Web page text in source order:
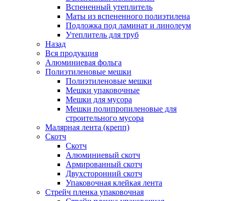
Вспененный утеплитель
Маты из вспененного полиэтилена
Подложка под ламинат и линолеум
Утеплитель для труб
Назад
Вся продукция
Алюминиевая фольга
Полиэтиленовые мешки
Полиэтиленовые мешки
Мешки упаковочные
Мешки для мусора
Мешки полипропиленовые для
строительного мусора
Малярная лента (крепп)
Скотч
Скотч
Алюминиевый скотч
Армированный скотч
Двухсторонний скотч
Упаковочная клейкая лента
Стрейч пленка упаковочная